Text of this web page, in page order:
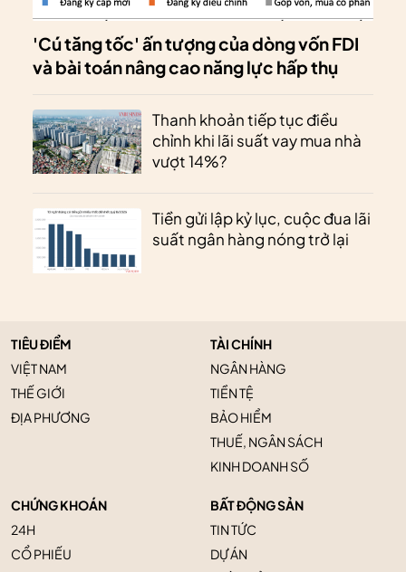
'Cú tăng tốc' ấn tượng của dòng vốn FDI
và bài toán nâng cao năng lực hấp thụ
Thanh khoản tiếp tục điều
chỉnh khi lãi suất vay mua nhà
vượt 14%?
Tiền gửi lập kỷ lục, cuộc đua lãi
suất ngân hàng nóng trở lại
TIÊU ĐIỂM
VIỆT NAM
THẾ GIỚI
ĐỊA PHƯƠNG
TÀI CHÍNH
NGÂN HÀNG
TIỀN TỆ
BẢO HIỂM
THUẾ, NGÂN SÁCH
KINH DOANH SỐ
CHỨNG KHOÁN
24H
CỔ PHIẾU
BẤT ĐỘNG SẢN
TIN TỨC
DỰ ÁN